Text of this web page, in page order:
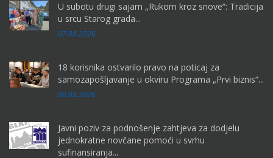
U subotu drugi sajam „Rukom kroz snove“: Tradicija
u srcu Starog grada...
07.08.2026
18 korisnika ostvarilo pravo na poticaj za
samozapošljavanje u okviru Programa „Prvi biznis“...
06.08.2026
Javni poziv za podnošenje zahtjeva za dodjelu
jednokratne novčane pomoći u svrhu
sufinansiranja...